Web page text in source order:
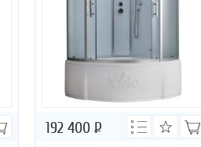
192 400 Р